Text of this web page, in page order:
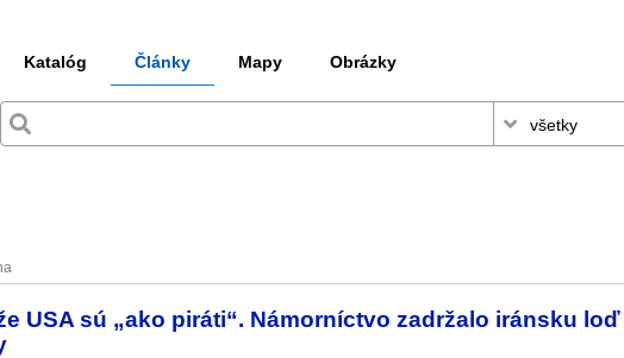
Katalóg Články Mapy Obrázky
USA sú „ako piráti“. Námorníctvo zadržalo iránsku loď